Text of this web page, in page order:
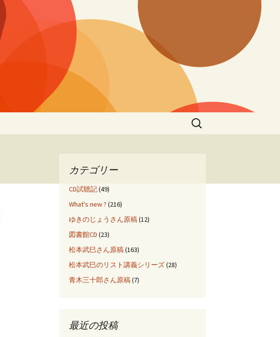
検
索:
カテゴリー
CD試聴記(49)
What's new ? (216)
ゆきのじょうさん原稿(12)
図書館CD (23)
松本武巳さん原稿(163)
松本武巳のリスト講義シリーズ(28)
青木三十郎さん原稿(7)
最近の投稿